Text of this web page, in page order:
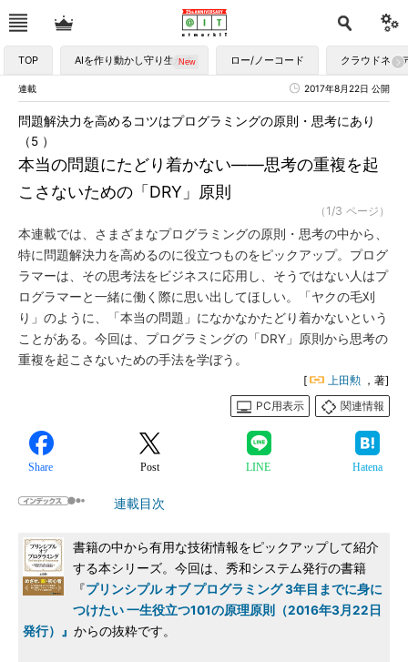
TOP AIを作り動かし守り生かす ロー/ノーコード クラウドネイ
連載 2017年8月22日 公開
本当の問題にたどり着かない――思考の重複を起
こさないための「DRY」原則
問題解決力を高めるコツはプログラミングの原則・思考にあり
（5 ）
（1/3 ページ）
本連載では、さまざまなプログラミングの原則・思考の中から、
特に問題解決力を高めるのに役立つものをピックアップ。プログ
ラマーは、その思考法をビジネスに応用し、そうではない人はプ
ログラマーと一緒に働く際に思い出してほしい。「ヤクの毛刈
り」のように、「本当の問題」になかなかたどり着かないという
ことがある。今回は、プログラミングの「DRY」原則から思考の
重複を起こさないための手法を学ぼう。
[ 上田勲 ，著]
PC用表示
関連情報
Share Post LINE Hatena
連載目次
書籍の中から有用な技術情報をピックアップして紹介
する本シリーズ。今回は、秀和システム発行の書籍
『プリンシプル オブ プログラミング 3年目までに身に
つけたい 一生役立つ101の原理原則（2016年3月22日
発行）』 からの抜粋です。